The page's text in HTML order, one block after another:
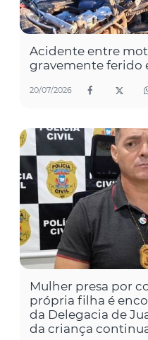
Acidente entre
gravemente ferido
20/07/2026
Mulher presa por
própria filha é
da Delegacia de
da criança